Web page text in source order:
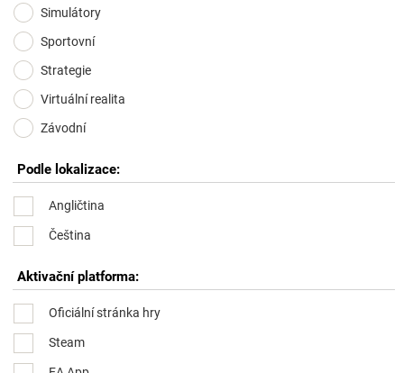
Simulátory
Sportovní
Strategie
Virtuální realita
Závodní
Podle lokalizace:
Angličtina
Čeština
Aktivační platforma:
Oficiální stránka hry
Steam